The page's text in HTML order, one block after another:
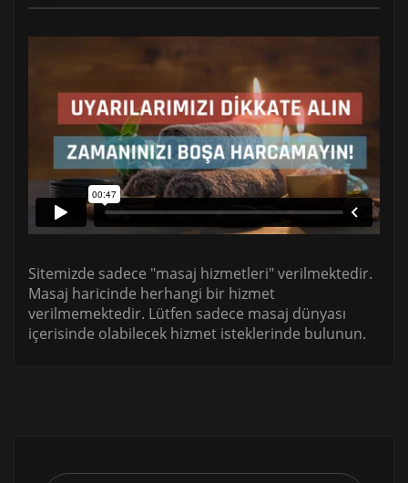
Sitemizde sadece "masaj hizmetleri" verilmektedir.
Masaj haricinde herhangi bir hizmet
verilmemektedir. Lütfen sadece masaj dünyası
içerisinde olabilecek hizmet isteklerinde bulunun.